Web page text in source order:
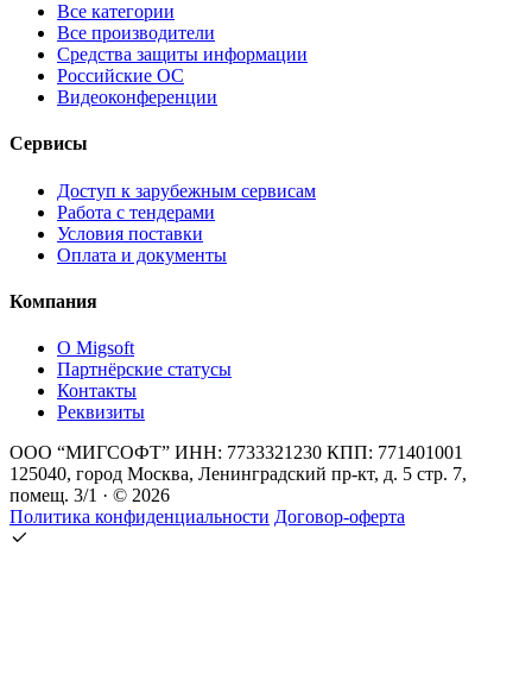
Все категории
Все производители
Средства защиты информации
Российские ОС
Видеоконференции
Сервисы
Доступ к зарубежным сервисам
Работа с тендерами
Условия поставки
Оплата и документы
Компания
О Migsoft
Партнёрские статусы
Контакты
Реквизиты
ООО “МИГСОФТ” ИНН: 7733321230 КПП: 771401001
125040, город Москва, Ленинградский пр-кт, д. 5 стр. 7,
помещ. 3/1 · © 2026
Политика конфиденциальности Договор-оферта